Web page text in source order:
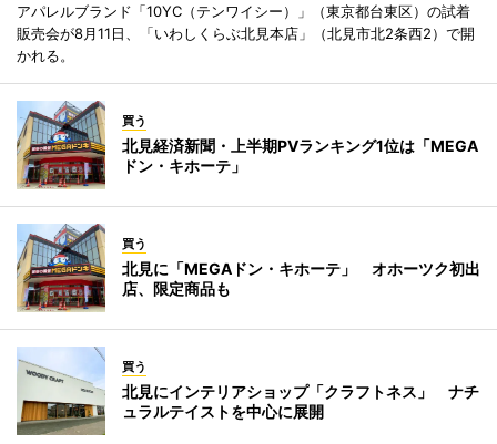
アパレルブランド「10YC（テンワイシー）」（東京都台東区）の試着
販売会が8月11日、「いわしくらぶ北見本店」（北見市北2条西2）で開
かれる。
買う
北見経済新聞・上半期PVランキング1位は「MEGA
ドン・キホーテ」
買う
北見に「MEGAドン・キホーテ」 オホーツク初出
店、限定商品も
買う
北見にインテリアショップ「クラフトネス」 ナチ
ュラルテイストを中心に展開